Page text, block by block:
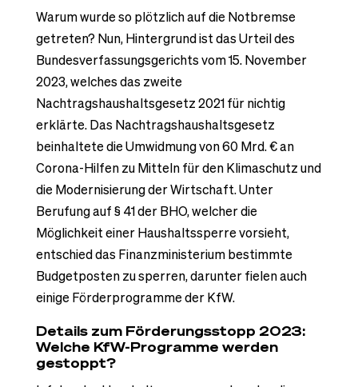
Warum wurde so plötzlich auf die Notbremse
getreten? Nun, Hintergrund ist das Urteil des
Bundesverfassungsgerichts vom 15. November
2023, welches das zweite
Nachtragshaushaltsgesetz 2021 für nichtig
erklärte. Das Nachtragshaushaltsgesetz
beinhaltete die Umwidmung von 60 Mrd. € an
Corona-Hilfen zu Mitteln für den Klimaschutz und
die Modernisierung der Wirtschaft. Unter
Berufung auf § 41 der BHO, welcher die
Möglichkeit einer Haushaltssperre vorsieht,
entschied das Finanzministerium bestimmte
Budgetposten zu sperren, darunter fielen auch
einige Förderprogramme der KfW​.
Details zum Förderungsstopp 2023:
Welche KfW-Programme werden
gestoppt?